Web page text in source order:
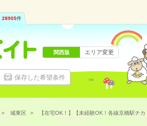
28905件
保存した希望条件
関西版 エリア変更
城東区 【在宅OK！】【未経験OK！各線京橋駅チ